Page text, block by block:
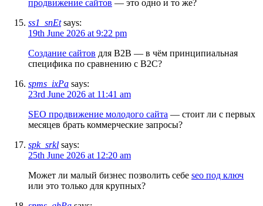
продвижение сайтов — это одно и то же?
ss1_snEt says:
19th June 2026 at 9:22 pm
Создание сайтов для B2B — в чём принципиальная
специфика по сравнению с B2C?
spms_ixPa says:
23rd June 2026 at 11:41 am
SEO продвижение молодого сайта — стоит ли с первых
месяцев брать коммерческие запросы?
spk_srkl says:
25th June 2026 at 12:20 am
Может ли малый бизнес позволить себе seo под ключ
или это только для крупных?